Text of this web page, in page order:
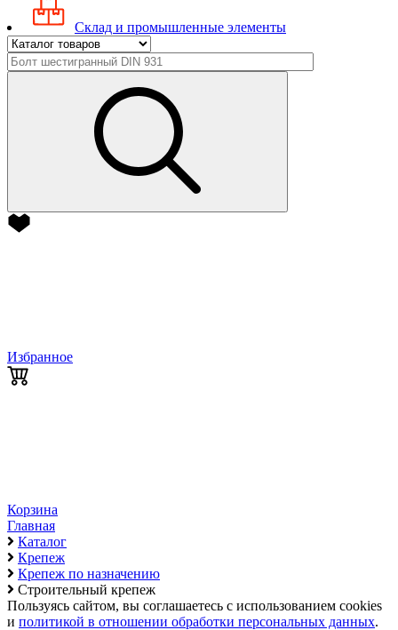
Склад и промышленные элементы
Избранное
Корзина
Главная
Каталог
Крепеж
Крепеж по назначению
Строительный крепеж
Пользуясь сайтом, вы соглашаетесь с использованием cookies
и политикой в отношении обработки персональных данных.